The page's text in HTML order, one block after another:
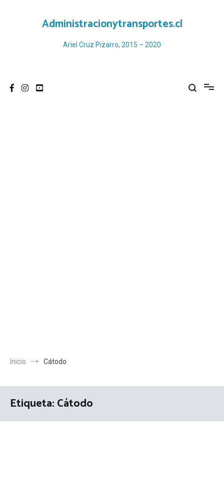
Administracionytransportes.cl
Ariel Cruz Pizarro, 2015 – 2020
Inicio Cátodo
Etiqueta:Cátodo